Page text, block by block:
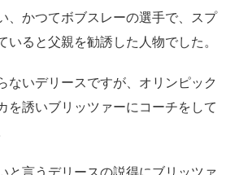
、かつてボブスレーの選手で、スプ
いると父親を勧誘した人物でした。
ないデリースですが、オリンピック
を誘いブリッツァーにコーチをして
と言うデリースの説得にブリッツァ